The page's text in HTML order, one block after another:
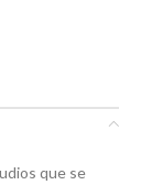
que se